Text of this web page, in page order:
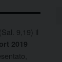
9,19) il
2019